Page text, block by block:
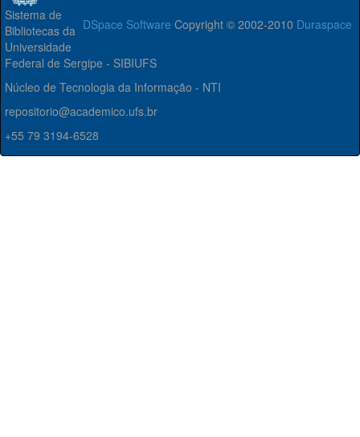
DSpace Software Copyright © 2002-2010 Duraspace
Sistema de
Bibliotecas da
Universidade
Federal de Sergipe - SIBIUFS
Núcleo de Tecnologia da Informação - NTI
repositorio@academico.ufs.br
+55 79 3194-6528